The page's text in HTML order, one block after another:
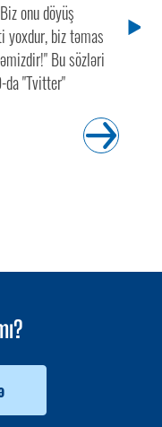
onu döyüş
yoxdur, biz təmas
Bu sözləri
da "Tvitter"